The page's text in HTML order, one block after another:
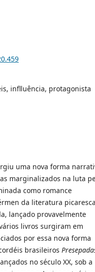
inflluência, protagonista
uma nova forma
marginalizados na luta
como romance
da literatura
lançado provavelmente
livros surgiram em
por essa nova forma
brasileiros
no século XX, sob a